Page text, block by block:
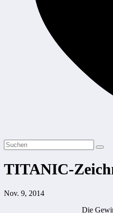
TITANIC-
Nov. 9, 2014
Die